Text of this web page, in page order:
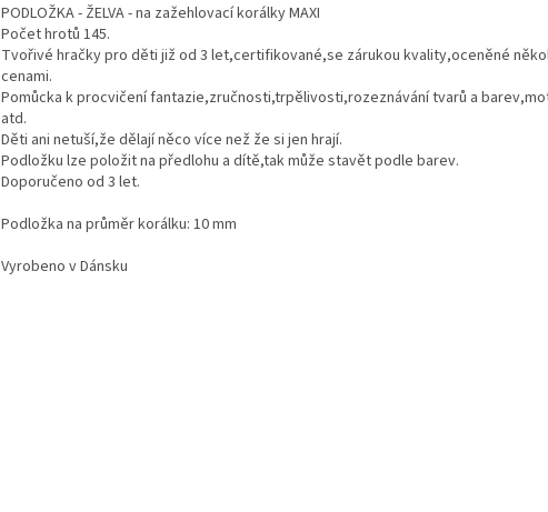
PODLOŽKA - ŽELVA - na zažehlovací korálky MAXI
Počet hrotů 145.
Tvořivé hračky pro děti již od 3 let,certifikované,se zárukou kvality,oceněné
cenami.
Pomůcka k procvičení fantazie,zručnosti,trpělivosti,rozeznávání tvarů a
atd.
Děti ani netuší,že dělají něco více než že si jen hrají.
Podložku lze položit na předlohu a dítě,tak může stavět podle barev.
Doporučeno od 3 let.
Podložka na průměr korálku: 10 mm
Vyrobeno v Dánsku